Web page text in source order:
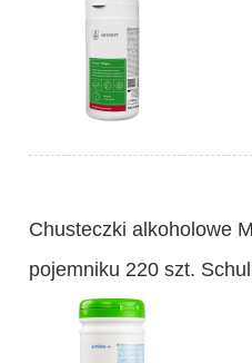
Chusteczki alkoholowe
pojemniku 220 szt.